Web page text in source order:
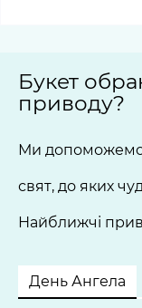
Букет
приводу?
Ми
свят, до яких
Найближчі
День Ангела